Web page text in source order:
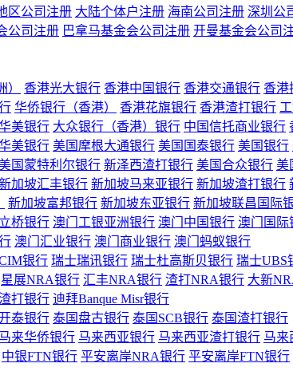
区公司注册 大陆个体户注册 海南公司注册 深圳公
公司注册 巴拿马基金会公司注册 开曼基金会公司
香港光大银行 香港中国银行 香港交通银行 香港
华侨银行（香港） 香港花旗银行 香港渣打银行
美银行 大众银行（香港）银行 中国信托商业银行
美银行 美国摩根大通银行 美国国泰银行 美国银行
国蒙特利尔银行 新泽西渣打银行 美国合众银行 美
加坡汇丰银行 新加坡马来亚银行 新加坡渣打银行
新加坡富邦银行 新加坡东亚银行 新加坡联昌国际
桥银行 澳门工银亚洲银行 澳门中国银行 澳门国际
澳门汇业银行 澳门商业银行 澳门蚂蚁银行
银行 瑞士瑞讯银行 瑞士杜高斯贝银行 瑞士UBS
星展NRA银行 汇丰NRA银行 渣打NRA银行 大新
打银行 迪拜Banque Misr银行
泰银行 泰国盘古银行 泰国SCB银行 泰国渣打银行
马来华侨银行 马来西亚银行 马来西亚渣打银行 马来
中银FTN银行 平安离岸NRA银行 平安离岸FTN银行